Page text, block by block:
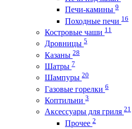
Печи-камины 9
Походные печи 16
Костровые чаши 11
Дровницы 5
Казаны 28
Шатры 7
Шампуры 20
Газовые горелки 6
Коптильни 3
Аксессуары для гриля 21
Прочее 2